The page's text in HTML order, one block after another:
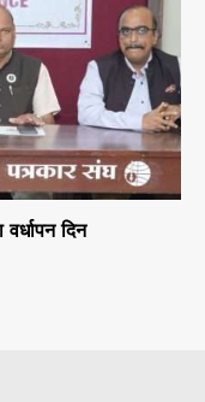
वर्धापन दिन